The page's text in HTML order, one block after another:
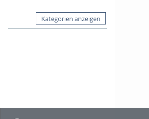
Kategorien anzeigen